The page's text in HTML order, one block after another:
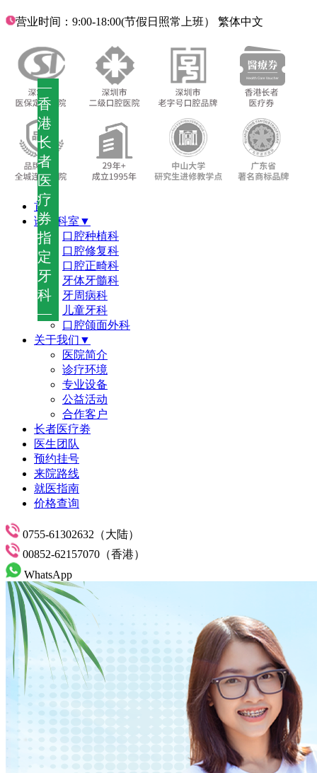
—
香
港
长
者
医
疗
券
指
定
牙
科
—
营业时间：9:00-18:00(节假日照常上班） 繁体中文
首页
诊疗科室▼
口腔种植科
口腔修复科
口腔正畸科
牙体牙髓科
牙周病科
儿童牙科
口腔颌面外科
关于我们▼
医院简介
诊疗环境
专业设备
公益活动
合作客户
长者医疗劵
医生团队
预约挂号
来院路线
就医指南
价格查询
0755-61302632（大陆）
00852-62157070（香港）
WhatsApp